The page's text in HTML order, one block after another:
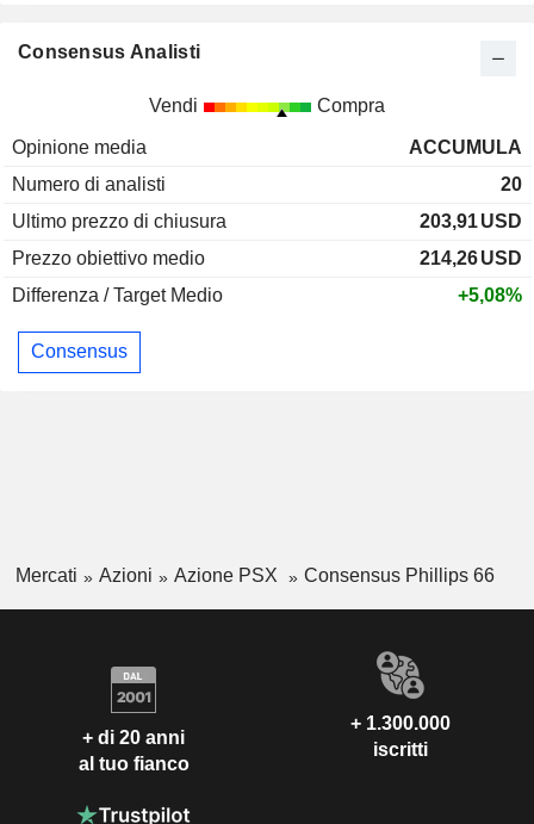
Consensus Analisti
Vendi Compra
Opinione media
ACCUMULA
Numero di analisti
20
Ultimo prezzo di chiusura
203,91USD
Prezzo obiettivo medio
214,26USD
Differenza / Target Medio
+5,08%
Consensus
Mercati Azioni Azione PSX Consensus Phillips 66
+ di 20 anni
al tuo fianco
+ 1.300.000
iscritti